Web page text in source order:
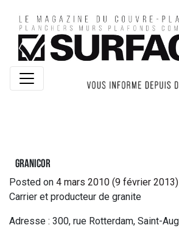
Granicor
Posted on 4 mars 2010 (9 février 2013)
Carrier et producteur de granite
Adresse : 300, rue Rotterdam, Saint-